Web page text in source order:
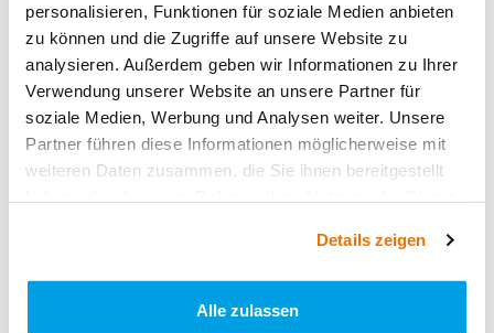
personalisieren, Funktionen für soziale Medien anbieten
zu können und die Zugriffe auf unsere Website zu
analysieren. Außerdem geben wir Informationen zu Ihrer
Verwendung unserer Website an unsere Partner für
soziale Medien, Werbung und Analysen weiter. Unsere
Partner führen diese Informationen möglicherweise mit
weiteren Daten zusammen, die Sie ihnen bereitgestellt
Details zeigen
Alle zulassen